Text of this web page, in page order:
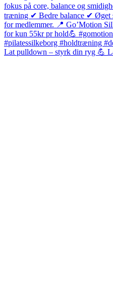
Lat pulldown – styrk din ryg 💪